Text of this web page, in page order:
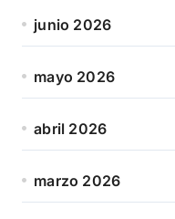
junio 2026
mayo 2026
abril 2026
marzo 2026